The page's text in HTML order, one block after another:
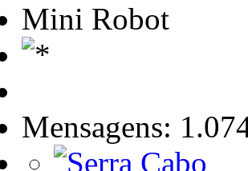
Mini Robot
Mensagens: